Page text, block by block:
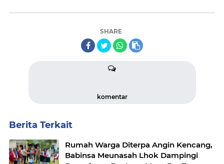
SHARE
komentar
Berita Terkait
Rumah Warga Diterpa Angin Kencang,
Babinsa Meunasah Lhok Dampingi